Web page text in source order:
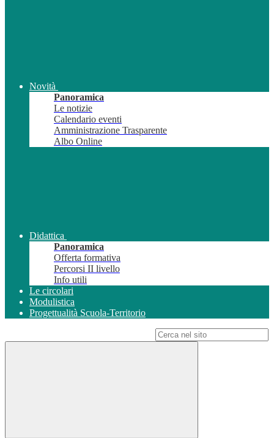
Novità
Panoramica
Le notizie
Calendario eventi
Amministrazione Trasparente
Albo Online
Didattica
Panoramica
Offerta formativa
Percorsi II livello
Info utili
Le circolari
Modulistica
Progettualità Scuola-Territorio